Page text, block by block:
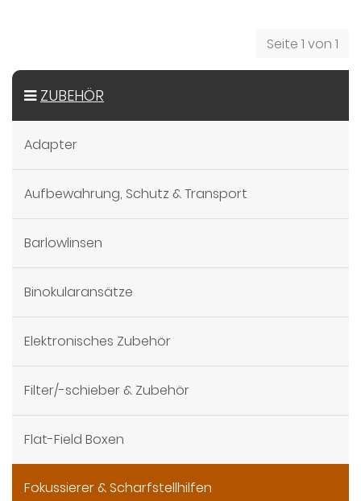
Seite 1 von 1
ZUBEHÖR
Adapter
Aufbewahrung, Schutz & Transport
Barlowlinsen
Binokularansätze
Elektronisches Zubehör
Filter/-schieber & Zubehör
Flat-Field Boxen
Fokussierer & Scharfstellhilfen